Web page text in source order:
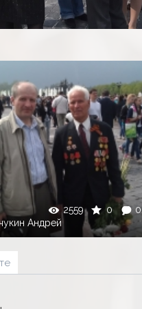
2559 0
0
Андрей